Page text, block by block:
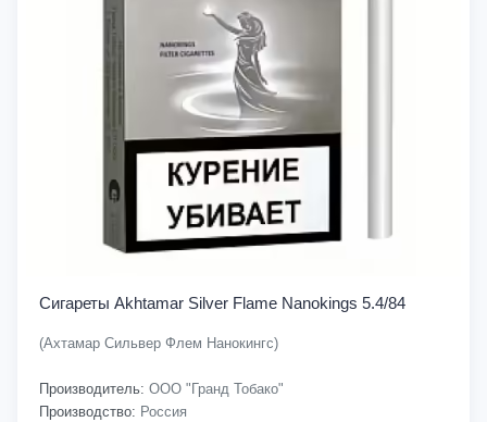
Сигареты Akhtamar Silver Flame Nanokings 5.4/84
(Ахтамар Сильвер Флем Нанокингс)
Производитель: ООО "Гранд Тобако"
Производство: Россия